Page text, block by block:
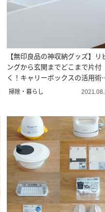
【無印良品の神収納グッズ】リ
ングから玄関までどこまで片付
く！キャリーボックスの活用術
選
掃除・暮らし